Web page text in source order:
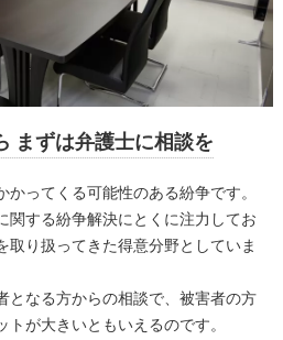
まずは弁護士に相談を
ってくる可能性のある紛争です。
関する紛争解決にとくに注力してお
取り扱ってきた得意分野としていま
となる方からの相談で、被害者の方
が大きいともいえるのです。